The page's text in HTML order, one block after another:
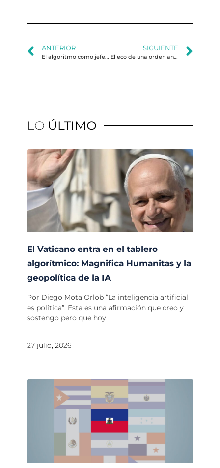
ANTERIOR
El algoritmo como jefe de comunicación: la interfaz digital y la nueva disputa por el poder en América Latina
SIGUIENTE
El eco de una orden antigua
LO ÚLTIMO
El Vaticano entra en el tablero
algorítmico: Magnifica Humanitas y la
geopolítica de la IA
Por Diego Mota Orlob “La inteligencia artificial
es política”. Esta es una afirmación que creo y
sostengo pero que hoy
27 julio, 2026